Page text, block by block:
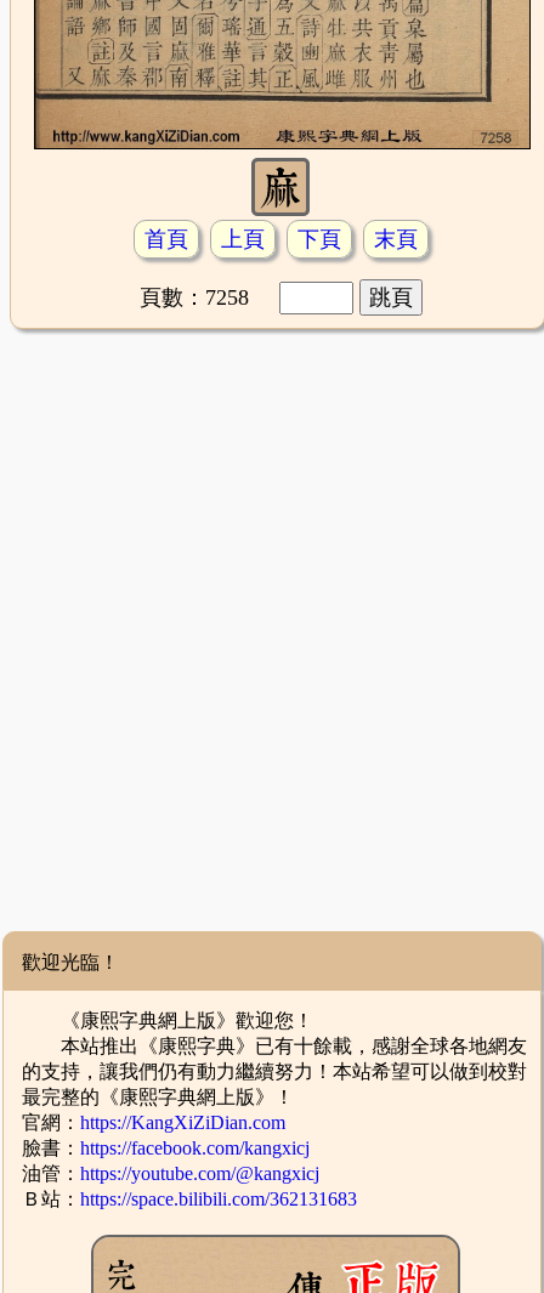
首頁 上頁 下頁 末頁
頁數：7258
歡迎光臨！
《康熙字典網上版》歡迎您！
本站推出《康熙字典》已有十餘載，感謝全球各地網友
的支持，讓我們仍有動力繼續努力！本站希望可以做到校對
最完整的《康熙字典網上版》！
官網：https://KangXiZiDian.com
臉書：https://facebook.com/kangxicj
油管：https://youtube.com/@kangxicj
Ｂ站：https://space.bilibili.com/362131683